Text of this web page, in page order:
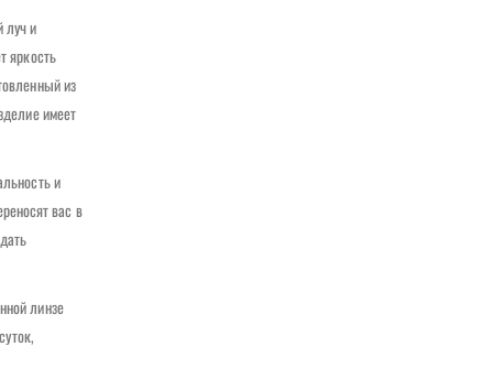
луч и
яркость
из
имеет
и
вас в
линзе